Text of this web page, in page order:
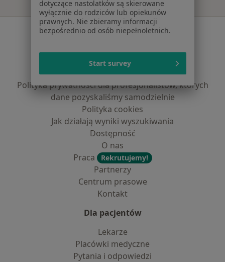
Serwis
Polityka prywatności pacjentów
Polityka prywatności profesjonalistów
Polityka prywatności dla profesjonalistów, których
dane pozyskaliśmy samodzielnie
Polityka cookies
Jak działają wyniki wyszukiwania
Dostępność
O nas
Praca
Rekrutujemy!
Partnerzy
Centrum prasowe
Kontakt
Dla pacjentów
Lekarze
Placówki medyczne
Pytania i odpowiedzi
dotyczące nastolatków są skierowane
wyłącznie do rodziców lub opiekunów
prawnych. Nie zbieramy informacji
bezpośrednio od osób niepełnoletnich.
Start survey